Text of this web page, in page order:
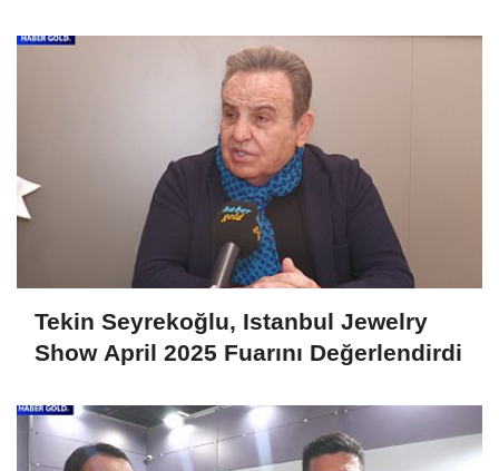
Tekin Seyrekoğlu, Istanbul Jewelry
Show April 2025 Fuarını Değerlendirdi